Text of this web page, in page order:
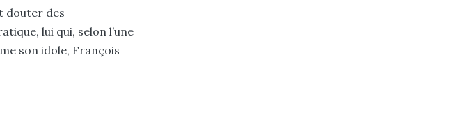
douter des
lui qui, selon l’une
son idole, François